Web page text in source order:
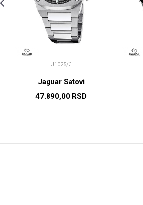
J1025/3
Jaguar Satovi
47.890,00 RSD